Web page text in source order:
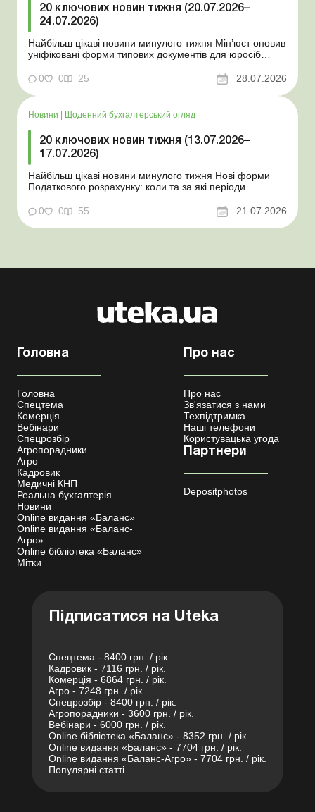
20 ключових новин тижня (20.07.2026–
24.07.2026)
Найбільш цікаві новини минулого тижня Мін’юст оновив
уніфіковані форми типових документів для юросіб
координаційного центру з організації бронювання У
працівника виявлено статус «у розшуку»: що потрібно
0 0 25 28.07.2026
Новини Щоденний бухгалтерський огляд
20 ключових новин тижня (13.07.2026–
17.07.2026)
Найбільш цікаві новини минулого тижня Нові форми
Податкового розрахунку: коли та за які періоди
відстрочки від призову під час мобілізації удосконалено
Кабмін утворив Координаційний центр з організації
бронювання військовозобов’язаних Верховна ...
0 0 55 21.07.2026
Головна
Головна
Спецтема
Комерція
Вебінари
Спецрозбір
Агропорадники
Агро
Кадровик
Медичні КНП
Реальна бухгалтерія
Новини
Online видання «Баланс»
Online видання «Баланс-
Агро»
Online бібліотека «Баланс»
Мітки
Про нас
Про нас
Зв'язатися з нами
Техпідтримка
Наші телефони
Користувацька угода
Партнери
Depositphotos
Підписатися на Uteka
Спецтема - 8400 грн. / рік.
Кадровик - 7116 грн. / рік.
Комерція - 6864 грн. / рік.
Агро - 7248 грн. / рік.
Спецрозбір - 8400 грн. / рік.
Агропорадники - 3600 грн. / рік.
Вебінари - 6000 грн. / рік.
Online бібліотека «Баланс» - 8352 грн. / рік.
Online видання «Баланс» - 7704 грн. / рік.
Online видання «Баланс-Агро» - 7704 грн. / рік.
Популярні статті